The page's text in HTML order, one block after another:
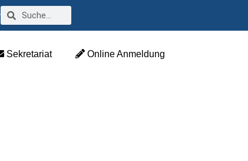
Sekretariat Online Anmeldung